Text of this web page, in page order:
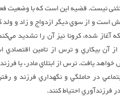
نیست. قضيه اين است كه با وضعيت
است و از سوي ديگر ازدواج و زاد و
شده، كرونا نيز آن را تشديد
از آن بيكاري و ترس از تامين اقتصادي
در حاملگي و نگهداري فرزند و
فرزندآوري احتياط كنند.